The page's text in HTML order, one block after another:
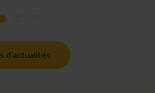
d'actualités